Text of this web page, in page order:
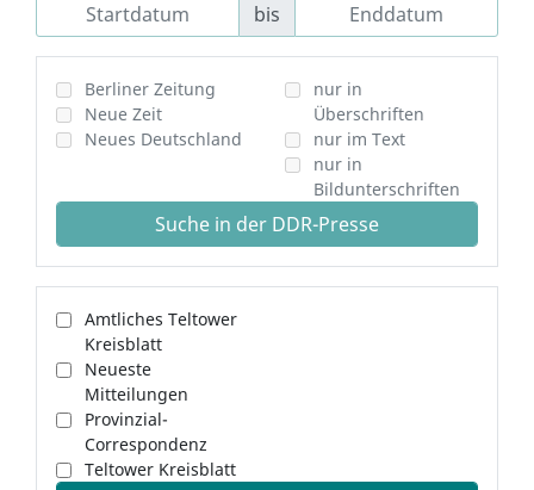
bis
Berliner Zeitung
Neue Zeit
Neues Deutschland
nur in
Überschriften
nur im Text
nur in
Bildunterschriften
Suche in der DDR-Presse
Amtliches Teltower
Kreisblatt
Neueste
Mitteilungen
Provinzial-
Correspondenz
Teltower Kreisblatt